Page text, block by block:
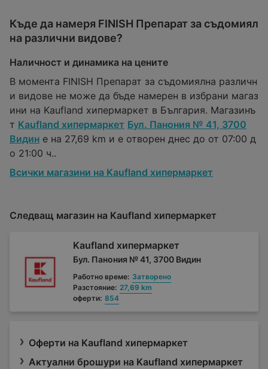
Къде да намеря FINISH Препарат за съдомиял
нa различни видове?
Наличност и динамика на цените
В момента FINISH Препарат за съдомиялнa различн
и видове не може да бъде намерен в избрани магаз
ини на Kaufland хипермаркет в България. Магазинъ
т Kaufland хипермаркет Бул. Панония № 41, 3700
Видин е на 27,69 km и е отворен днес до от 07:00 д
о 21:00 ч..
Всички магазини на Kaufland хипермаркет
Следващ магазин на Kaufland хипермаркет
Kaufland хипермаркет
Бул. Панония № 41, 3700 Видин
Работно време: Затворено
Разстояние: 27,69 km
оферти: 854
Оферти на Kaufland хипермаркет
Актуални брошури на Kaufland хипермаркет